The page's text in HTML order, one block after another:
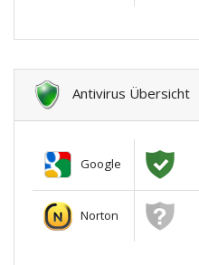
Antivirus Übersicht
Google
Norton